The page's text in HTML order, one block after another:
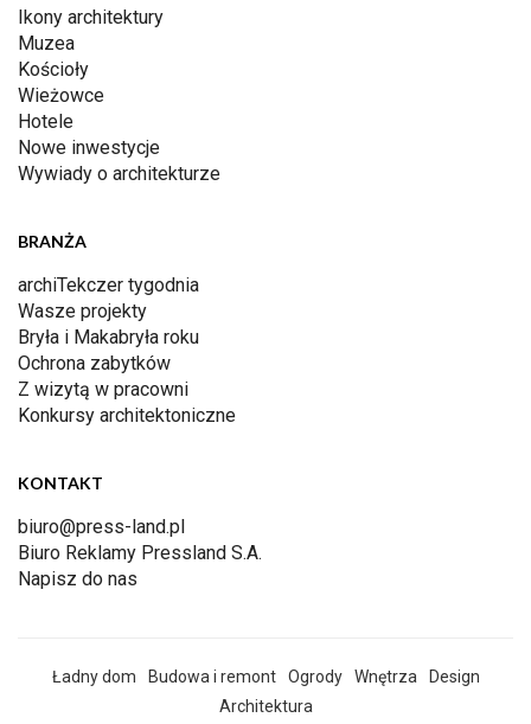
Ikony architektury
Muzea
Kościoły
Wieżowce
Hotele
Nowe inwestycje
Wywiady o architekturze
BRANŻA
archiTekczer tygodnia
Wasze projekty
Bryła i Makabryła roku
Ochrona zabytków
Z wizytą w pracowni
Konkursy architektoniczne
KONTAKT
biuro@press-land.pl
Biuro Reklamy Pressland S.A.
Napisz do nas
Ładny dom Budowa i remont Ogrody Wnętrza
Design
Architektura